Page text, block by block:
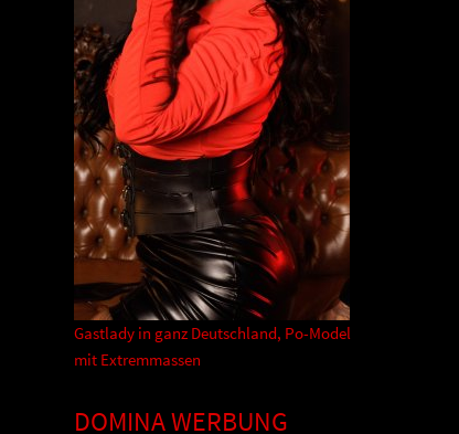
Gastlady in ganz Deutschland, Po-Model
mit Extremmassen
DOMINA WERBUNG